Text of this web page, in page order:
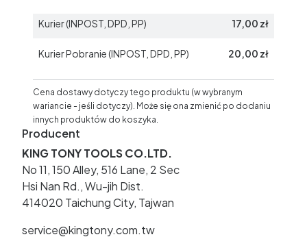
Kurier (INPOST, DPD, PP) 17,00 zł
Kurier Pobranie (INPOST, DPD, PP) 20,00 zł
Cena dostawy dotyczy tego produktu (w wybranym
wariancie - jeśli dotyczy). Może się ona zmienić po dodaniu
innych produktów do koszyka.
Producent
KING TONY TOOLS CO.LTD.
No 11, 150 Alley, 516 Lane, 2 Sec
Hsi Nan Rd., Wu-jih Dist.
414020 Taichung City, Tajwan
service@kingtony.com.tw